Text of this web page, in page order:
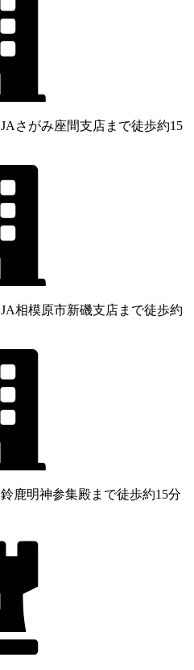
JAさがみ座間支店まで徒歩約15
JA相模原市新磯支店まで徒歩約
鈴鹿明神参集殿まで徒歩約15分